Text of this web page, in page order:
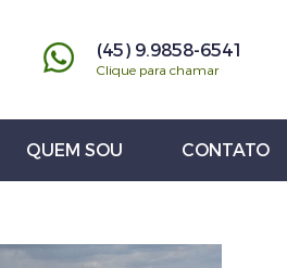
(45) 9.9858-6541
Clique para chamar
QUEM SOU CONTATO